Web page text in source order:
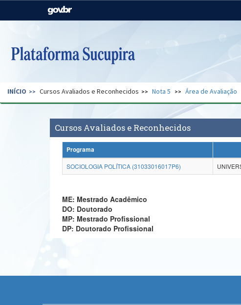
Casa Civil
Pecuária e Abastecimento
Secretaria de Governo Gabinete de Segurança
INÍCIO Cursos Avaliados e Reconhecidos Nota 5 Área de Avaliação
Cursos Avaliados e Reconhecidos
Programa
SOCIOLOGIA POLÍTICA (31033016017P6)
ME: Mestrado Acadêmico
DO: Doutorado
MP: Mestrado Profissional
DP: Doutorado Profissional